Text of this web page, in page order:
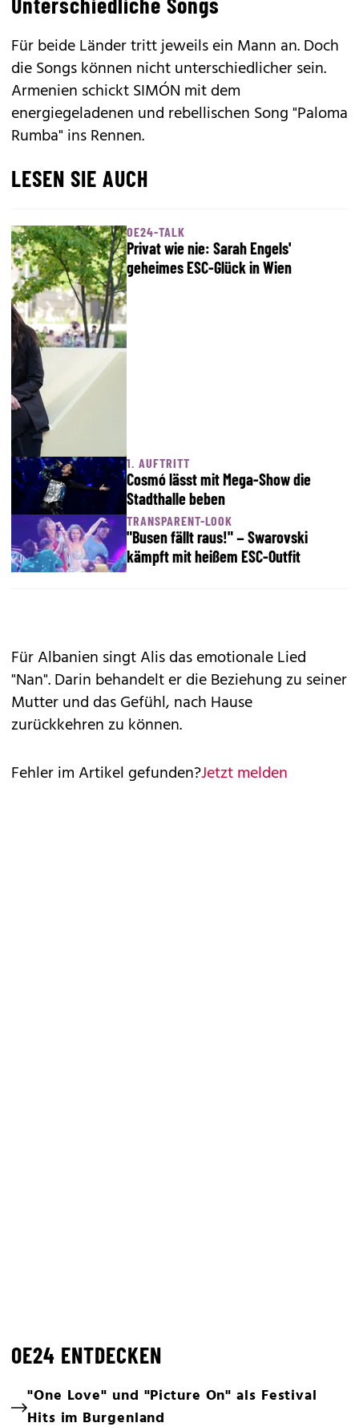
Für beide Länder tritt jeweils ein Mann an. Doch
die Songs können nicht unterschiedlicher sein.
Armenien schickt SIMÓN mit dem
energiegeladenen und rebellischen Song "Paloma
Rumba" ins Rennen.
LESEN SIE AUCH
OE24-TALK
Privat wie nie: Sarah Engels'
geheimes ESC-Glück in Wien
1. AUFTRITT
Cosmó lässt mit Mega-Show die
Stadthalle beben
TRANSPARENT-LOOK
"Busen fällt raus!" – Swarovski
kämpft mit heißem ESC-Outfit
Für Albanien singt Alis das emotionale Lied
"Nan". Darin behandelt er die Beziehung zu seiner
Mutter und das Gefühl, nach Hause
zurückkehren zu können.
Fehler im Artikel gefunden?Jetzt melden
OE24 ENTDECKEN
"One Love" und "Picture On" als Festival
Hits im Burgenland